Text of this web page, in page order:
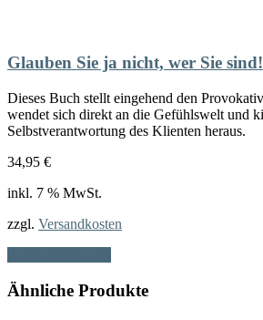
Glauben Sie ja nicht, wer Sie sind!
Dieses Buch stellt eingehend den
wendet sich direkt an die Gefühlswelt und
Selbstverantwortung des Klienten heraus.
34,95 €
inkl. 7 % MwSt.
zzgl. Versandkosten
Ähnliche Produkte